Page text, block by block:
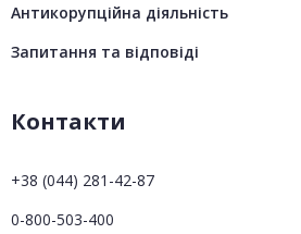
Антикорупційна діяльність
Запитання та відповіді
Контакти
+38 (044) 281-42-87
0-800-503-400